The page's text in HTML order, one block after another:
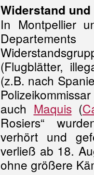
Widerstand
In Montpellier
(Flugblätter,
(z.B. nach
auch Maquis (
Rosiers“
verhört und
verließ ab 18.
ohne größere